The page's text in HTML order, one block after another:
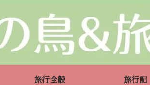
旅行全般 旅行記